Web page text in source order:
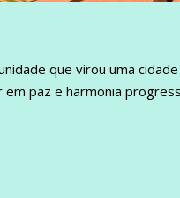
que virou uma
paz e harmonia